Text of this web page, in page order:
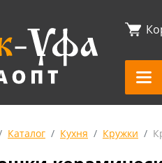
Каталог Кухня Кружки